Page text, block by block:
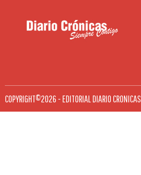
COPYRIGHT©2026 - EDITORIAL DIARIO CRONICAS